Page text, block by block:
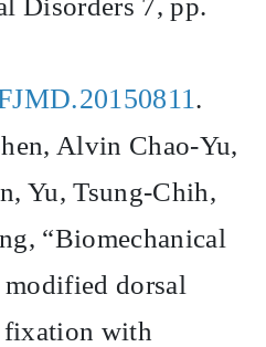
Disorders 7, pp.
.
Alvin Chao-Yu,
Yu, Tsung-Chih,
“Biomechanical
dorsal
with